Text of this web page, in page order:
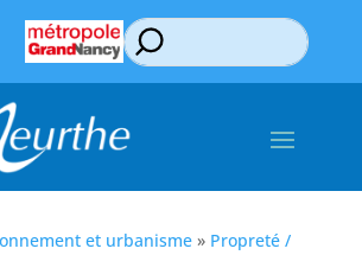
et urbanisme» Propreté /